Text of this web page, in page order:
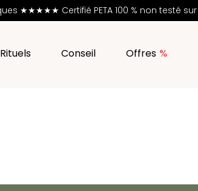
★★★★★ Certifié PETA 100 % non testé
Rituels Conseil Offres